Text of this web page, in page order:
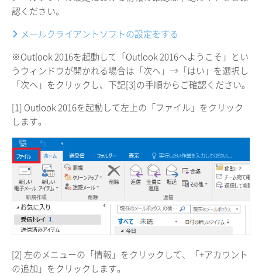
認ください。
メールクライアントソフトの設定をする
※Outlook 2016を起動して「Outlook 2016へようこそ」とい
うウィンドウが開かれる場合は「次へ」→「はい」を選択し
「次へ」をクリックし、下記[3]の手順からご確認ください。
[1] Outlook 2016を起動して左上の「ファイル」をクリック
します。
[2] 左のメニューの「情報」をクリックして、「+アカウント
の追加」をクリックします。